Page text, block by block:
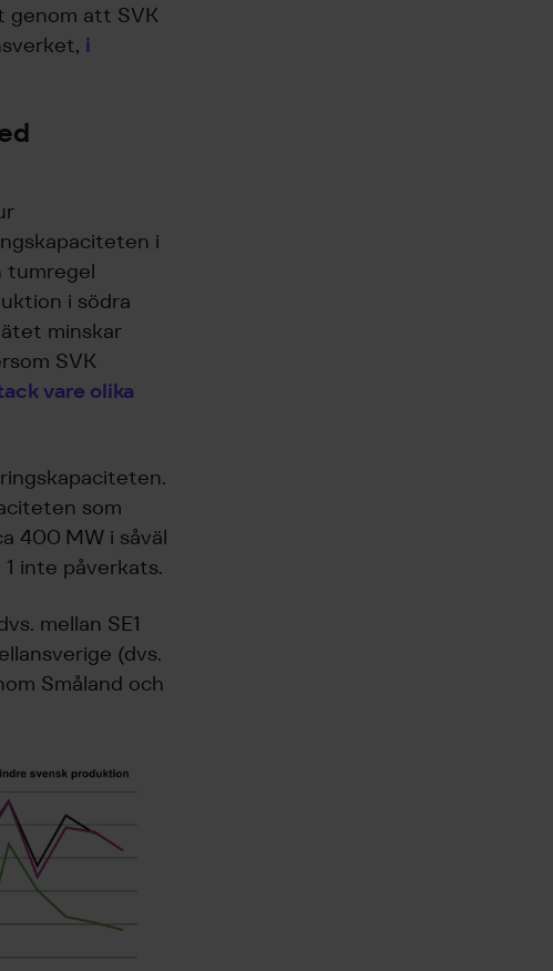
genom att SVK
i
i
tumregel
i södra
minskar
SVK
vare olika
som
400 MW i såväl
inte påverkats.
mellan SE1
(dvs.
Småland och